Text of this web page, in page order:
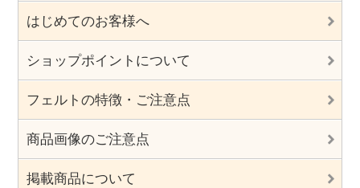
はじめてのお客様へ
ショップポイントについて
フェルトの特徴・ご注意点
商品画像のご注意点
掲載商品について